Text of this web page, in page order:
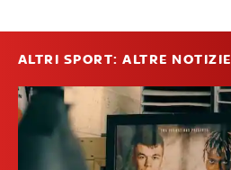
ALTRI SPORT: ALTRE NOTIZIE